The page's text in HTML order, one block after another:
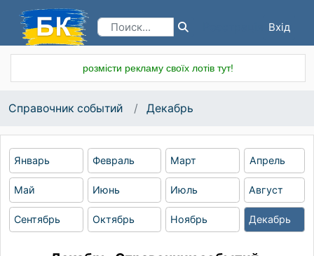
Вхід
розмісти рекламу своїх лотів тут!
Справочник событий Декабрь
Январь Февраль Март Апрель
Май Июнь Июль Август
Сентябрь Октябрь Ноябрь Декабрь